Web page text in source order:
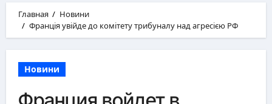
Главная
Новини
Франція увійде до комітету трибуналу над агресією РФ
Новини